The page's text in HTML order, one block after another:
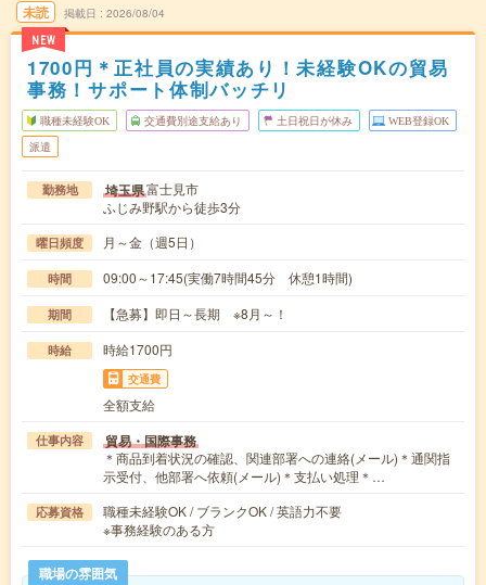
未読
NEW
掲載日 2026/08/04
1700円＊正社員の実績あり！未経験OKの貿易
事務！サポート体制バッチリ
職種未経験OK 交通費別途支給あり 土日祝日が休み WEB登録OK
派遣
勤務地 埼玉県富士見市
ふじみ野駅から徒歩3分
曜日頻度 月～金（週5日）
時間 09:00～17:45(実働7時間45分 休憩1時間)
期間 【急募】即日～長期 ※8月～！
時給 時給1700円
交通費
全額支給
仕事内容 貿易・国際事務
＊商品到着状況の確認、関連部署への連絡(メール)＊通関指
示受付、他部署へ依頼(メール)＊支払い処理＊…
応募資格
職種未経験OK / ブランクOK / 英語力不要
※事務経験のある方
職場の雰囲気